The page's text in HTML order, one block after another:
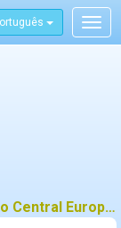
Taxas de câmbio de referência do Banco Central Europeu (BCE) para 10 abril 2025